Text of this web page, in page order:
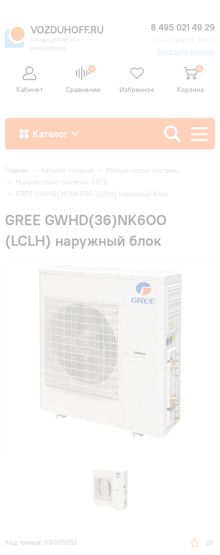
VOZDUHOFF.RU
Кондиционеры и
вентиляция
8 495 021 49 29
Заказать звонок
Кабинет
0
Сравнение Избранное
0
Корзина
Каталог
Как купить
Доставка и оплата
Гарантия и сервис
Главная — Каталог товаров — Мульти-сплит системы
— Мульти-сплит системы GREE
— GREE GWHD(36)NK6OO (LCLH) наружный блок
GREE GWHD(36)NK6OO
(LCLH) наружный блок
Код товара: 00005952